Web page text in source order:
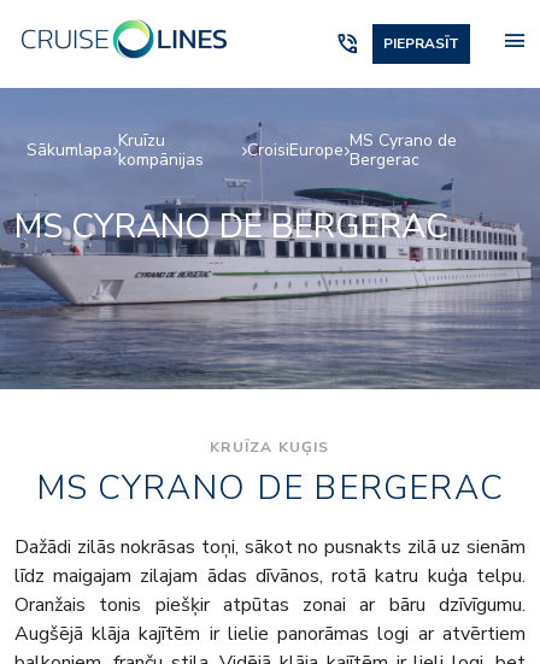
phone_in_talk PIEPRASĪT menu
Sākumlapa Kruīzu
kompānijas
CroisiEurope MS Cyrano de
Bergerac
MS CYRANO DE BERGERAC
KRUĪZA KUĢIS
MS CYRANO DE BERGERAC
Dažādi zilās nokrāsas toņi, sākot no pusnakts zilā uz sienām
līdz maigajam zilajam ādas dīvānos, rotā katru kuģa telpu.
Oranžais tonis piešķir atpūtas zonai ar bāru dzīvīgumu.
Augšējā klāja kajītēm ir lielie panorāmas logi ar atvērtiem